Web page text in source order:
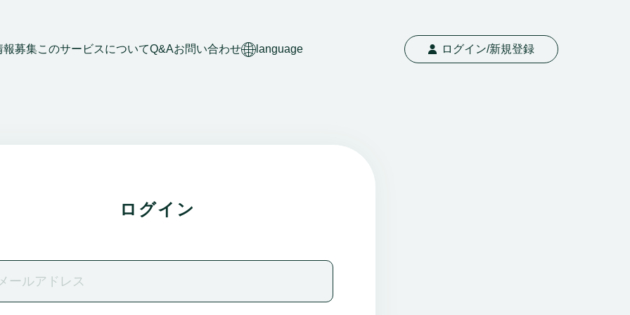
報募集このサービスについてQ&Aお問い合わせ language ログイン/新規登録
ログイン